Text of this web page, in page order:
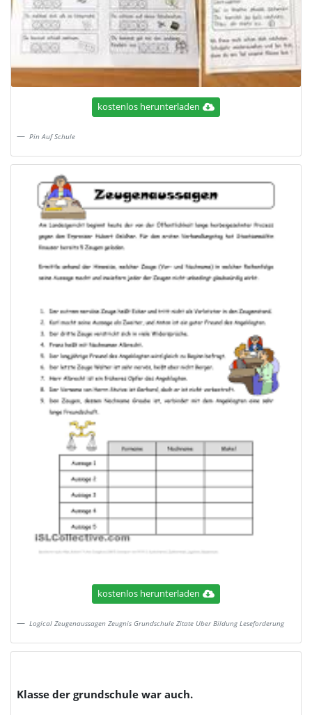
kostenlos herunterladen
Pin Auf Schule
kostenlos herunterladen
Logical Zeugenaussagen Zeugnis Grundschule Zitate Uber Bildung Leseforderung
Klasse der grundschule war auch.